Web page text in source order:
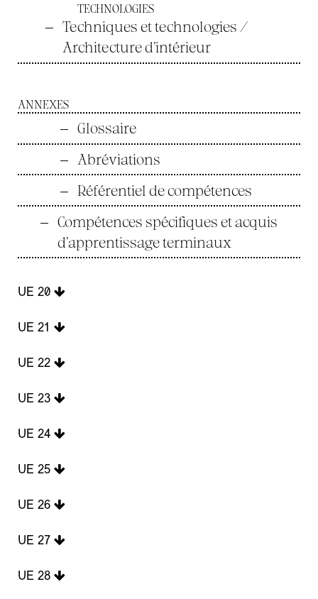
TECHNOLOGIES
— Techniques et technologies /
Architecture d’intérieur
ANNEXES
— Glossaire
—
Abréviations
— Référentiel de compétences
— Compétences spécifiques et acquis
d’apprentissage terminaux
UE 20
UE 21
UE 22
UE 23
UE 24
UE 25
UE 26
UE 27
UE 28